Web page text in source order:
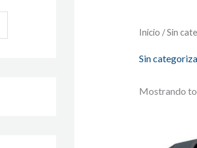
Inicio / Sin
Sin
Mostrando